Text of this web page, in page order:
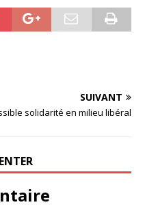
SUIVANT
solidarité en milieu libéral